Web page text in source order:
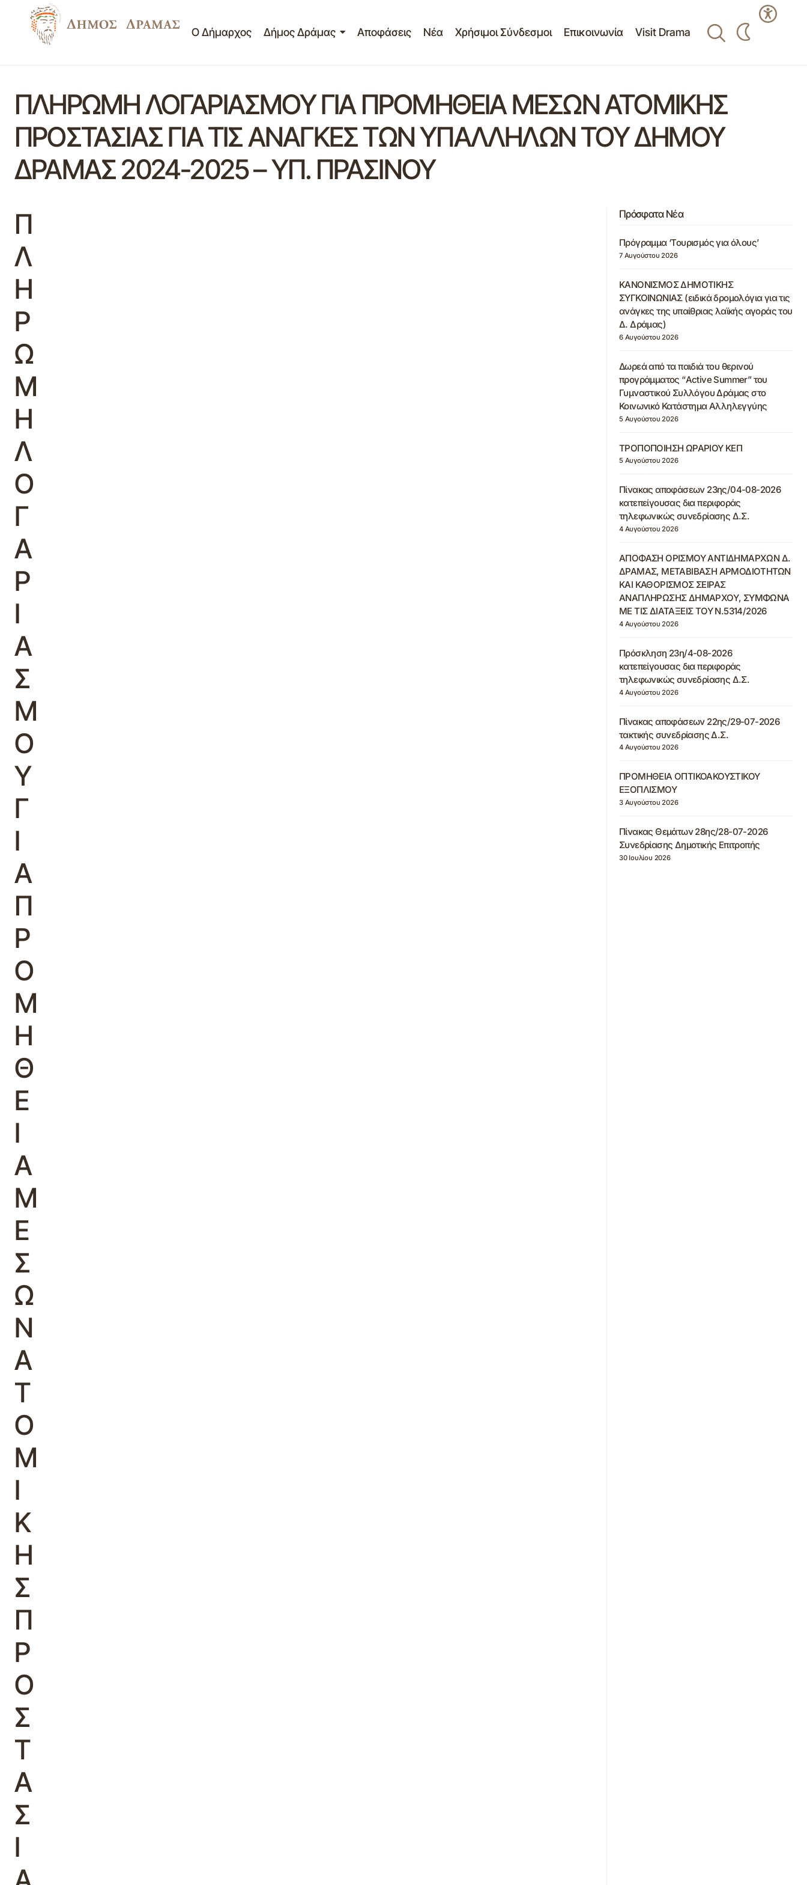
Ο Δήμαρχος Δήμος Δράμας Αποφάσεις Νέα Χρήσιμοι Σύνδεσμοι Επικοινωνία Visit Drama
ΠΛΗΡΩΜΗ ΛΟΓΑΡΙΑΣΜΟΥ ΓΙΑ ΠΡΟΜΗΘΕΙΑ ΜΕΣΩΝ ΑΤΟΜΙΚΗΣ
ΠΡΟΣΤΑΣΙΑΣ ΓΙΑ ΤΙΣ ΑΝΑΓΚΕΣ ΤΩΝ ΥΠΑΛΛΗΛΩΝ ΤΟΥ ΔΗΜΟΥ
ΔΡΑΜΑΣ 2024-2025 – ΥΠ. ΠΡΑΣΙΝΟΥ
Π
Λ
Η
Ρ
Ω
Μ
Η
Λ
Ο
Γ
Α
Ρ
Ι
Α
Σ
Μ
Ο
Υ
Γ
Ι
Α
Π
Ρ
Ο
Μ
Η
Θ
Ε
Ι
Α
Μ
Ε
Σ
Ω
Ν
Α
Τ
Ο
Μ
Ι
Κ
Η
Σ
Π
Ρ
Ο
Σ
Τ
Α
Σ
Ι
Πρόσφατα Νέα
Πρόγραμμα ‘Τουρισμός για όλους’
7 Αυγούστου 2026
ΚΑΝΟΝΙΣΜΟΣ ΔΗΜΟΤΙΚΗΣ
ΣΥΓΚΟΙΝΩΝΙΑΣ (ειδικά δρομολόγια για τις
ανάγκες της υπαίθριας λαϊκής αγοράς του
Δ. Δράμας)
6 Αυγούστου 2026
Δωρεά από τα παιδιά του θερινού
προγράμματος “Active Summer” του
Γυμναστικού Συλλόγου Δράμας στο
Κοινωνικό Κατάστημα Αλληλεγγύης
5 Αυγούστου 2026
ΤΡΟΠΟΠΟΙΗΣΗ ΩΡΑΡΙΟΥ ΚΕΠ
5 Αυγούστου 2026
Πίνακας αποφάσεων 23ης/04-08-2026
κατεπείγουσας δια περιφοράς
τηλεφωνικώς συνεδρίασης Δ.Σ.
4 Αυγούστου 2026
ΑΠΟΦΑΣΗ ΟΡΙΣΜΟΥ ΑΝΤΙΔΗΜΑΡΧΩΝ Δ.
ΔΡΑΜΑΣ, ΜΕΤΑΒΙΒΑΣΗ ΑΡΜΟΔΙΟΤΗΤΩΝ
ΚΑΙ ΚΑΘΟΡΙΣΜΟΣ ΣΕΙΡΑΣ
ΑΝΑΠΛΗΡΩΣΗΣ ΔΗΜΑΡΧΟΥ, ΣΥΜΦΩΝΑ
ΜΕ ΤΙΣ ΔΙΑΤΑΞΕΙΣ ΤΟΥ Ν.5314/2026
4 Αυγούστου 2026
Πρόσκληση 23η/4-08-2026
κατεπείγουσας δια περιφοράς
τηλεφωνικώς συνεδρίασης Δ.Σ.
4 Αυγούστου 2026
Πίνακας αποφάσεων 22ης/29-07-2026
τακτικής συνεδρίασης Δ.Σ.
4 Αυγούστου 2026
ΠΡΟΜΗΘΕΙΑ ΟΠΤΙΚΟΑΚΟΥΣΤΙΚΟΥ
ΕΞΟΠΛΙΣΜΟΥ
3 Αυγούστου 2026
Πίνακας Θεμάτων 28ης/28-07-2026
Συνεδρίασης Δημοτικής Επιτροπής
30 Ιουλίου 2026